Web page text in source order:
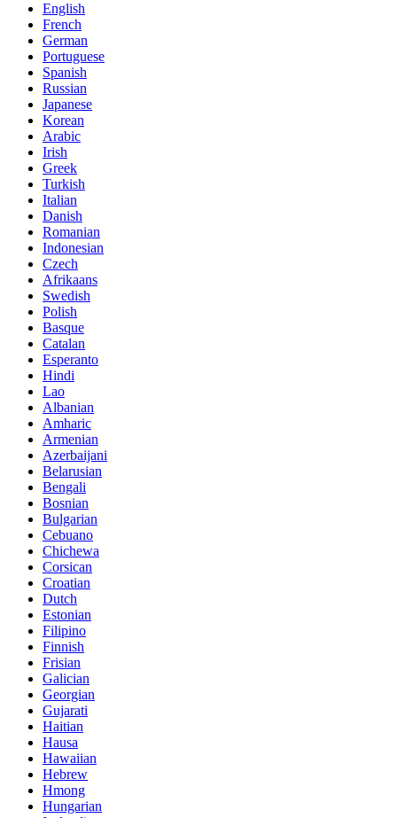
English
French
German
Portuguese
Spanish
Russian
Japanese
Korean
Arabic
Irish
Greek
Turkish
Italian
Danish
Romanian
Indonesian
Czech
Afrikaans
Swedish
Polish
Basque
Catalan
Esperanto
Hindi
Lao
Albanian
Amharic
Armenian
Azerbaijani
Belarusian
Bengali
Bosnian
Bulgarian
Cebuano
Chichewa
Corsican
Croatian
Dutch
Estonian
Filipino
Finnish
Frisian
Galician
Georgian
Gujarati
Haitian
Hausa
Hawaiian
Hebrew
Hmong
Hungarian